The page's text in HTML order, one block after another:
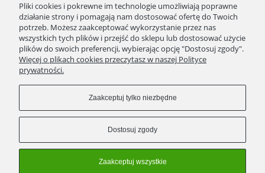
BLOG/NEWSY
SPRAWDŹ TO
STRONY
KONTAKT
Pliki cookies i pokrewne im technologie umożliwiają poprawne
działanie strony i pomagają nam dostosować ofertę do Twoich
potrzeb. Możesz zaakceptować wykorzystanie przez nas
wszystkich tych plików i przejść do sklepu lub dostosować użycie
plików do swoich preferencji, wybierając opcję "Dostosuj zgody".
Więcej o plikach cookies przeczytasz w naszej Polityce
prywatności.
Zaakceptuj tylko niezbędne
Dostosuj zgody
Zaakceptuj wszystkie